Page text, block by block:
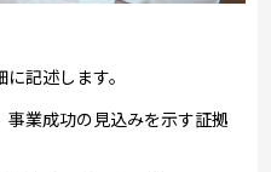
に記述します。
業成功の見込みを示す証拠